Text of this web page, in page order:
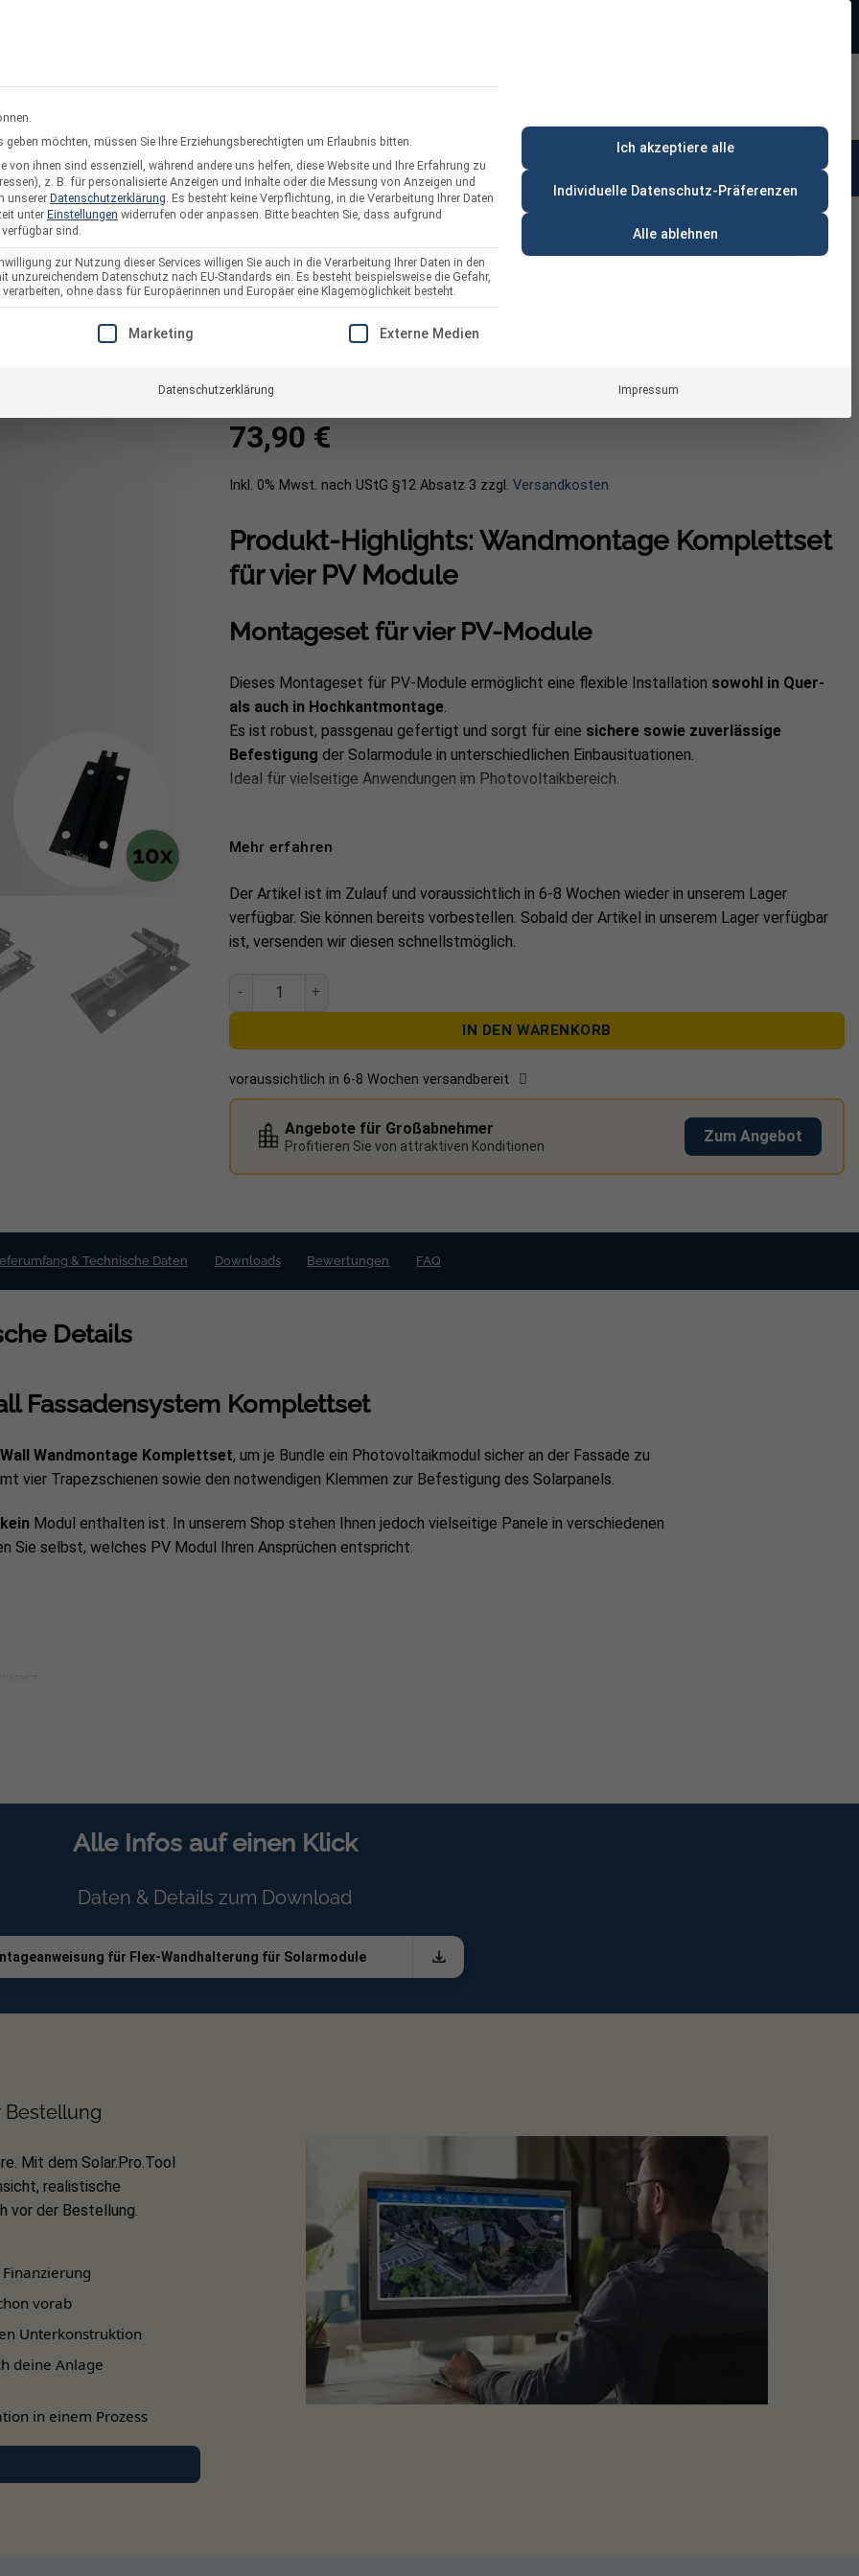
Solarzaun & Fassade Unterkonstruktion Planung & Beratung
venturama Solar EvoWall Wandmontage
Komplettset BlackLine – Für 4 PV-Module
73,90 €
Inkl. 0% Mwst. nach UStG §12 Absatz 3 zzgl. Versandkosten
Produkt-Highlights: Wandmontage Komplettset
für vier PV Module
Montageset für vier PV-Module
Dieses Montageset für PV-Module ermöglicht eine flexible Installation sowohl in Quer-
als auch in Hochkantmontage
Es ist robust, passgenau gefertigt und sorgt für eine sichere sowie zuverlässige
Befestigung der Solarmodule in unterschiedlichen Einbausituationen.
Ideal für vielseitige Anwendungen im Photovoltaikbereich.
✔Nachhaltig sichere Installation
Bitte beachten: Gebäude mit äußerer Wärmedämmung sind nicht für die Montage geeignet. PV Modul
und Befestigungsmaterial für die Schienen sind nicht im Set enthalten.
Die passenden Betonschraubenfinden Sie in unserem Shop.
Mehr erfahren
Der Artikel ist im Zulauf und voraussichtlich in 6-8 Wochen wieder in unserem Lager
verfügbar. Sie können bereits vorbestellen. Sobald der Artikel in unserem Lager verfügbar
ist, versenden wir diesen schnellstmöglich.
venturama Solar EvoWall Wandmontage Komplettset BlackLine - Für 4 PV-Module Menge
IN DEN WARENKORB
voraussichtlich in 6-8 Wochen versandbereit
Angebote für Großabnehmer
Profitieren Sie von attraktiven Konditionen
Zum Angebot
& Technische Daten Downloads Bewertungen FAQ
Details
Fassadensystem Komplettset
Wandmontage Komplettset, um je Bundle ein Photovoltaikmodul sicher an der Fassade zu
vier Trapezschienen sowie den notwendigen Klemmen zur Befestigung des Solarpanels.
kein Modul enthalten ist. In unserem Shop stehen Ihnen jedoch vielseitige Panele in verschiedenen
Sie selbst, welches PV Modul Ihren Ansprüchen entspricht.
Fassaden
Systemfür die senkrechte Montage von Solarmodulen. So eignet sich die Reihe für die
Wohn- und Gewerbeimmobilien an, um noch ungenutzte Flächen als Energiequelle zu erschließen.
ausschließlich für massive Wände geeignet
ist. Hierzu
sind nicht für die Montage geeignet. Bitte prüfen Sie bereits im Vorfeld, ob die entsprechende Wand tragfähig ist
Alle Infos auf einen Klick
Daten & Details zum Download
für Flex-Wandhalterung für Solarmodule
Bestellung
Mit dem Solar.Pro.Tool
realistische
vor der Bestellung.
vorab
Unterkonstruktion
deine Anlage
in einem Prozess
möchten, müssen Sie Ihre Erziehungsberechtigten um Erlaubnis bitten.
ihnen sind essenziell, während andere uns helfen, diese Website und Ihre Erfahrung zu
z. B. für personalisierte Anzeigen und Inhalte oder die Messung von Anzeigen und
unserer Datenschutzerklärung. Es besteht keine Verpflichtung, in die Verarbeitung Ihrer Daten
unter Einstellungen widerrufen oder anpassen. Bitte beachten Sie, dass aufgrund
sind.
zur Nutzung dieser Services willigen Sie auch in die Verarbeitung Ihrer Daten in den
unzureichendem Datenschutz nach EU-Standards ein. Es besteht beispielsweise die Gefahr,
ohne dass für Europäerinnen und Europäer eine Klagemöglichkeit besteht.
EINWILLIGUNG ERTEILT WERDEN KANN. DIE ERSTE SERVICE-GRUPPE IST ESSENZIELL UND KANN NICHT
Marketing Externe Medien
Ich akzeptiere alle
Individuelle Datenschutz-Präferenzen
Alle ablehnen
Datenschutzerklärung Impressum